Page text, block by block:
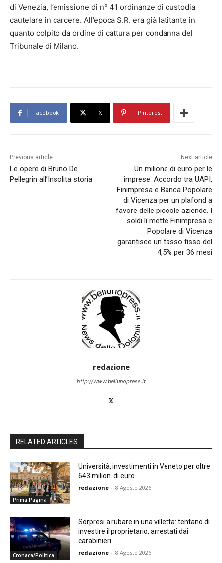
di Venezia, l’emissione di n° 41 ordinanze di custodia
cautelare in carcere. All’epoca S.R. era già latitante in
quanto colpito da ordine di cattura per condanna del
Tribunale di Milano.
Facebook X Pinterest
Previous article
Le opere di Bruno De
Pellegrin all’Insolita storia
Next article
Un milione di euro per le
imprese. Accordo tra UAPI,
Finimpresa e Banca Popolare
di Vicenza per un plafond a
favore delle piccole aziende. I
soldi li mette Finimpresa e
Popolare di Vicenza
garantisce un tasso fisso del
4,5% per 36 mesi
redazione
http://www.bellunopress.it
RELATED ARTICLES
Prima Pagina
Università, investimenti in Veneto per oltre
643 milioni di euro
redazione - 8 Agosto 2026
Cronaca/Politica
Sorpresi a rubare in una villetta: tentano di
investire il proprietario, arrestati dai
carabinieri
redazione - 8 Agosto 2026